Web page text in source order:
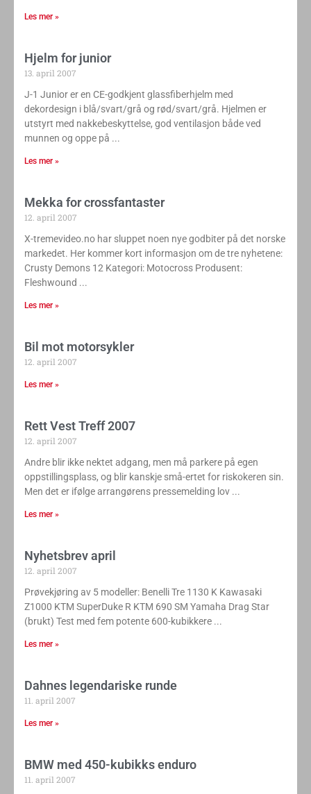
Les mer »
Hjelm for junior
13. april 2007
J-1 Junior er en CE-godkjent glassfiberhjelm med
dekordesign i blå/svart/grå og rød/svart/grå. Hjelmen er
utstyrt med nakkebeskyttelse, god ventilasjon både ved
munnen og oppe på
Les mer »
Mekka for crossfantaster
12. april 2007
X-tremevideo.no har sluppet noen nye godbiter på det norske
markedet. Her kommer kort informasjon om de tre nyhetene:
Crusty Demons 12 Kategori: Motocross Produsent:
Fleshwound
Les mer »
Bil mot motorsykler
12. april 2007
Les mer »
Rett Vest Treff 2007
12. april 2007
Andre blir ikke nektet adgang, men må parkere på egen
oppstillingsplass, og blir kanskje små-ertet for riskokeren sin.
Men det er ifølge arrangørens pressemelding lov
Les mer »
Nyhetsbrev april
12. april 2007
Prøvekjøring av 5 modeller: Benelli Tre 1130 K Kawasaki
Z1000 KTM SuperDuke R KTM 690 SM Yamaha Drag Star
(brukt) Test med fem potente 600-kubikkere
Les mer »
Dahnes legendariske runde
11. april 2007
Les mer »
BMW med 450-kubikks enduro
11. april 2007